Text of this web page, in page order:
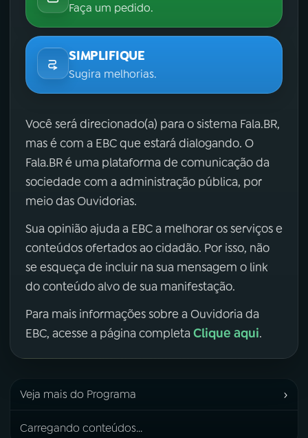
Faça um pedido.
SIMPLIFIQUE
Sugira melhorias.
Você será direcionado(a) para o sistema Fala.BR,
mas é com a EBC que estará dialogando. O
Fala.BR é uma plataforma de comunicação da
sociedade com a administração pública, por
meio das Ouvidorias.
Sua opinião ajuda a EBC a melhorar os serviços e
conteúdos ofertados ao cidadão. Por isso, não
se esqueça de incluir na sua mensagem o link
do conteúdo alvo de sua manifestação.
Para mais informações sobre a Ouvidoria da
EBC, acesse a página completa Clique aqui.
Veja mais do Programa ›
Carregando conteúdos...